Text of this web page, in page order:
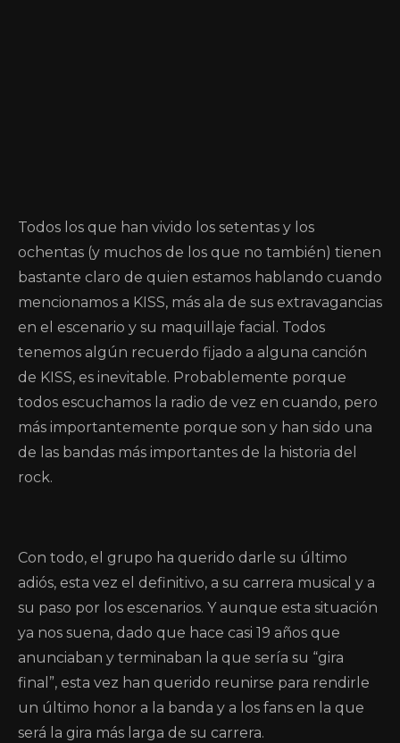
Todos los que han vivido los setentas y los
ochentas (y muchos de los que no también) tienen
bastante claro de quien estamos hablando cuando
mencionamos a KISS, más ala de sus extravagancias
en el escenario y su maquillaje facial. Todos
tenemos algún recuerdo fijado a alguna canción
de KISS, es inevitable. Probablemente porque
todos escuchamos la radio de vez en cuando, pero
más importantemente porque son y han sido una
de las bandas más importantes de la historia del
rock.
Con todo, el grupo ha querido darle su último
adiós, esta vez el definitivo, a su carrera musical y a
su paso por los escenarios. Y aunque esta situación
ya nos suena, dado que hace casi 19 años que
anunciaban y terminaban la que sería su “gira
final”, esta vez han querido reunirse para rendirle
un último honor a la banda y a los fans en la que
será la gira más larga de su carrera.